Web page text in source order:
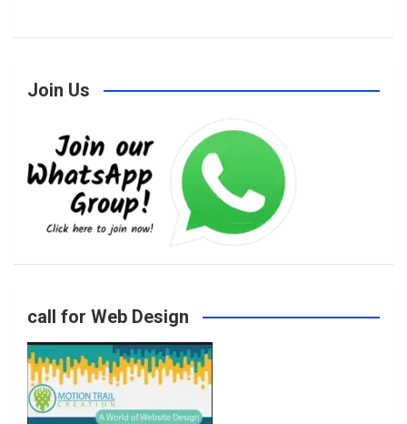
e
b
o
k
s
r
a
i u
Join Us
call for Web Design